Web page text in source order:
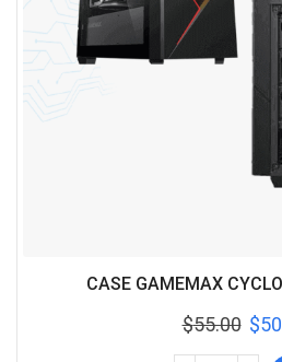
CASE GAMEMAX
$55.00 $